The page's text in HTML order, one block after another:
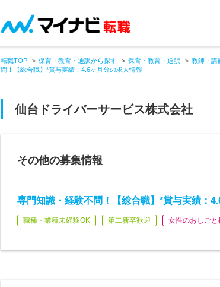
転職TOP 保育・教育・通訳から探す 保育・教育・通訳 教師・講
問！【総合職】*賞与実績：4.6ヶ月分の求人情報
仙台ドライバーサービス株式会社
その他の募集情報
専門知識・経験不問！【総合職】*賞与実績：
職種・業種未経験OK 第二新卒歓迎 女性のおしごと